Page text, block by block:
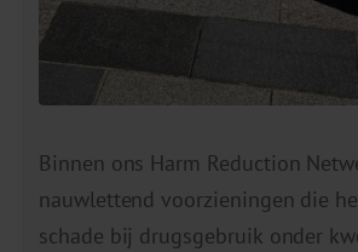
Binnen ons Harm Reduction
nauwlettend voorzieningen die
schade bij drugsgebruik onder